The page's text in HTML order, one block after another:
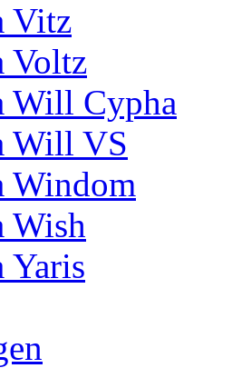
Vitz
Voltz
Will Cypha
Will VS
Windom
Wish
Yaris